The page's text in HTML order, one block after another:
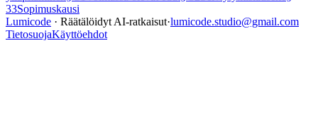
33Sopimuskausi
Lumicode · Räätälöidyt AI-ratkaisut·lumicode.studio@gmail.com
TietosuojaKäyttöehdot